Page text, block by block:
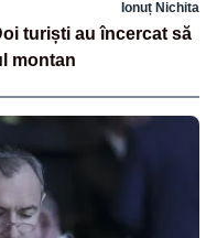
Ionuț Nichita
turiști au încercat să
montan